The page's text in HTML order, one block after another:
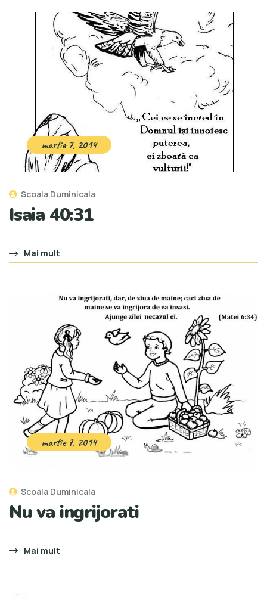
martie 7, 2014
Scoala Duminicala
Isaia 40:31
Mai mult
martie 7, 2014
Scoala Duminicala
Nu va ingrijorati
Mai mult